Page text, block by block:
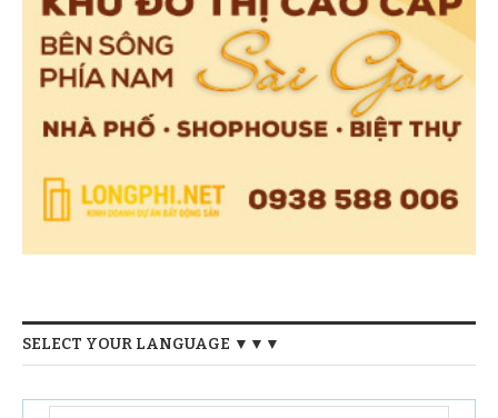
SELECT YOUR LANGUAGE ▼▼▼